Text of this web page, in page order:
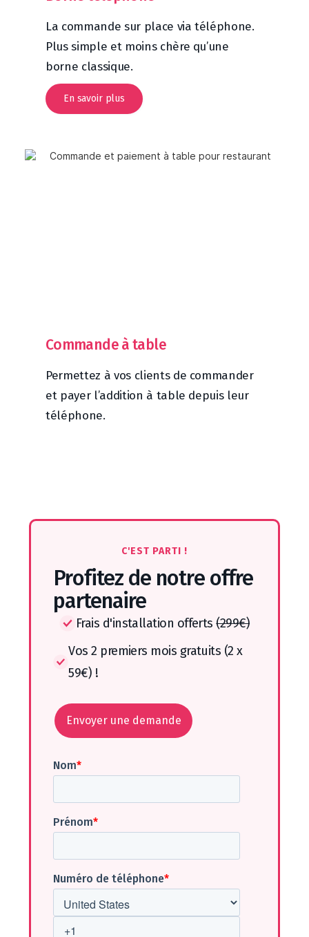
La commande sur place via téléphone.
Plus simple et moins chère qu’une
borne classique.
En savoir plus
Commande à table
Permettez à vos clients de commander
et payer l’addition à table depuis leur
téléphone.
C'EST PARTI !
Profitez de notre offre
partenaire
Frais d'installation offerts(299€)
Vos 2 premiers mois gratuits (2 x
59€) !
Envoyer une demande